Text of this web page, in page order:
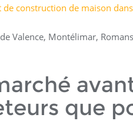
construction de maison
Valence, Montélimar,
que